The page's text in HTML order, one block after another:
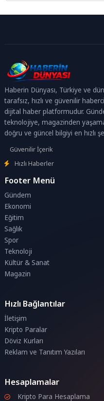
Haberin Dünyası, Türkiye ve
tarafsız, hızlı ve güvenilir
dijital haber platformudur.
teknolojiye, magazinden
doğru ve güncel bilgiyi en hızlı
Güvenilir İçerik
Hızlı Haberler
Footer Menü
Gündem
Ekonomi
Eğitim
Sağlık
Spor
Teknoloji
Kültür & Sanat
Magazin
Hızlı Bağlantılar
İletişim
Kripto Paralar
Döviz Kurları
Reklam ve Tanıtım Yazıları
Hesaplamalar
Kripto Para Hesaplama